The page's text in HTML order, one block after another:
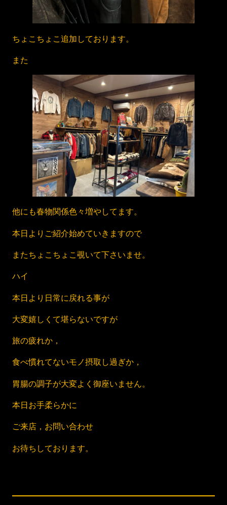
ちょこちょこ追加しております。
また
他にも春物関係色々増やしてます。
本日よりご紹介始めていきますので
またちょこちょこ覗いて下さいませ。
ハイ
本日より日常に戻れる事が
大変嬉しくて堪らないですが
旅の疲れか，
食べ慣れてないモノ摂取し過ぎか，
胃腸の調子が大変よく御座いません。
本日お手柔らかに
ご来店，お問い合わせ
お待ちしております。